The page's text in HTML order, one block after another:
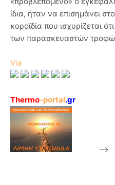
ίδια, ήταν να επισημάνει
κοροϊδία που ισχυρίζεται
των παρασκευαστών
Via
Thermo-portal.gr
-->